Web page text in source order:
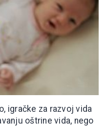
igračke za razvoj vida
oštrine vida, nego